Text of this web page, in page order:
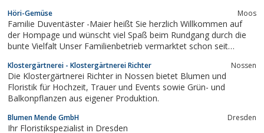
Höri-Gemüse Moos
Familie Duventäster -Maier heißt Sie herzlich Willkommen auf
der Hompage und wünscht viel Spaß beim Rundgang durch die
bunte Vielfalt Unser Familienbetrieb vermarktet schon seit
Wochenmärkten in Singen am Hohentwiel sowie in Rielasingen.
Auch unseren Hofladen in Moos ...
Klostergärtnerei - Klostergärtnerei Richter Nossen
Die Klostergärtnerei Richter in Nossen bietet Blumen und
Floristik für Hochzeit, Trauer und Events sowie Grün- und
Balkonpflanzen aus eigener Produktion.
Blumen Mende GmbH Dresden
Ihr Floristikspezialist in Dresden